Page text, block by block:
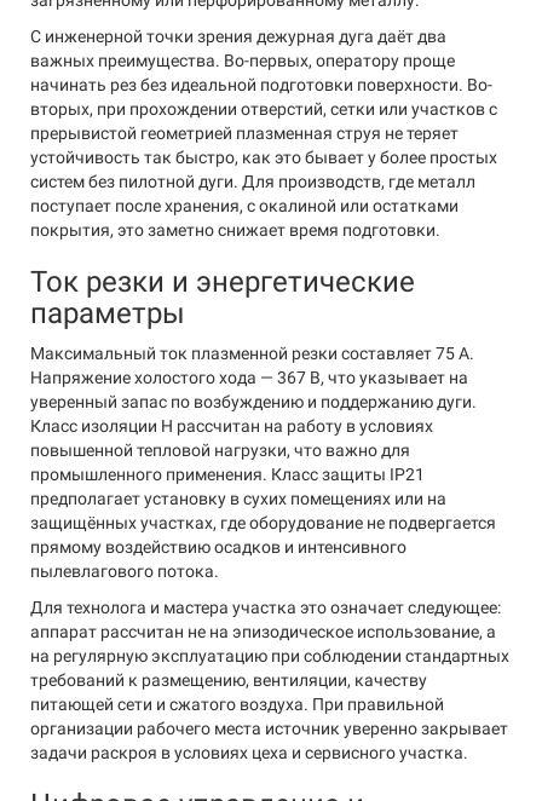
С инженерной точки зрения дежурная дуга даёт два
важных преимущества. Во-первых, оператору проще
начинать рез без идеальной подготовки поверхности. Во-
вторых, при прохождении отверстий, сетки или участков с
прерывистой геометрией плазменная струя не теряет
устойчивость так быстро, как это бывает у более простых
систем без пилотной дуги. Для производств, где металл
поступает после хранения, с окалиной или остатками
покрытия, это заметно снижает время подготовки.
Ток резки и энергетические
параметры
Максимальный ток плазменной резки составляет 75 А.
Напряжение холостого хода — 367 В, что указывает на
уверенный запас по возбуждению и поддержанию дуги.
Класс изоляции H рассчитан на работу в условиях
повышенной тепловой нагрузки, что важно для
промышленного применения. Класс защиты IP21
предполагает установку в сухих помещениях или на
защищённых участках, где оборудование не подвергается
прямому воздействию осадков и интенсивного
пылевлагового потока.
Для технолога и мастера участка это означает следующее:
аппарат рассчитан не на эпизодическое использование, а
на регулярную эксплуатацию при соблюдении стандартных
требований к размещению, вентиляции, качеству
питающей сети и сжатого воздуха. При правильной
организации рабочего места источник уверенно закрывает
задачи раскроя в условиях цеха и сервисного участка.